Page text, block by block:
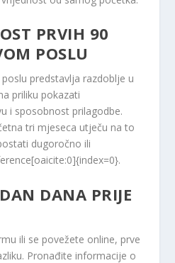
PRVIH 90
POSLU
predstavlja razdoblje u
priliku pokazati
i sposobnost prilagodbe.
tri mjeseca utječu na to
dugoročno ili
DANA PRIJE
ili se povežete online, prve
Pronađite informacije o